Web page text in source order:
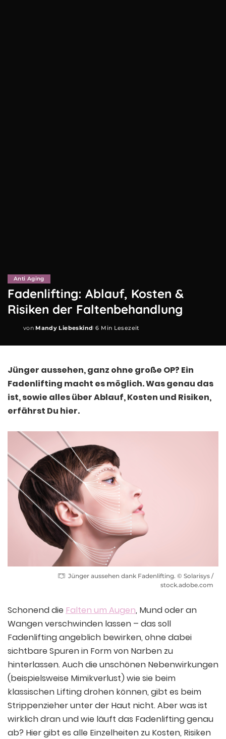
Anti Aging
Fadenlifting: Ablauf, Kosten &
Risiken der Faltenbehandlung
Posted
von Mandy Liebeskind 6 Min Lesezeit
Jünger aussehen, ganz ohne große OP? Ein
Fadenlifting macht es möglich. Was genau das
ist, sowie alles über Ablauf, Kosten und Risiken,
erfährst Du hier.
Jünger aussehen dank Fadenlifting. © Solarisys /
stock.adobe.com
Schonend die Falten um Augen, Mund oder an
Wangen verschwinden lassen – das soll
Fadenlifting angeblich bewirken, ohne dabei
sichtbare Spuren in Form von Narben zu
hinterlassen. Auch die unschönen Nebenwirkungen
(beispielsweise Mimikverlust) wie sie beim
klassischen Lifting drohen können, gibt es beim
Strippenzieher unter der Haut nicht. Aber was ist
wirklich dran und wie läuft das Fadenlifting genau
ab? Hier gibt es alle Einzelheiten zu Kosten, Risiken